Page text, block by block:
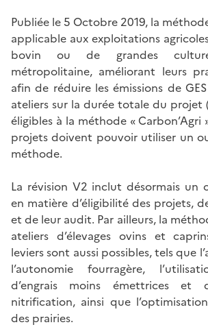
Publiée le 5 Octobre 2019, la
applicable aux exploitations
bovin ou de grandes
métropolitaine, améliorant leurs
afin de réduire les émissions de
ateliers sur la durée totale du projet
éligibles à la méthode « Carbon’Agri
projets doivent pouvoir utiliser un
méthode.
La révision V2 inclut désormais un
en matière d’éligibilité des projets,
et de leur audit. Par ailleurs, la
ateliers d’élevages ovins et
leviers sont aussi possibles, tels que
l’autonomie fourragère,
d’engrais moins émettrices et
nitrification, ainsi que
des prairies.